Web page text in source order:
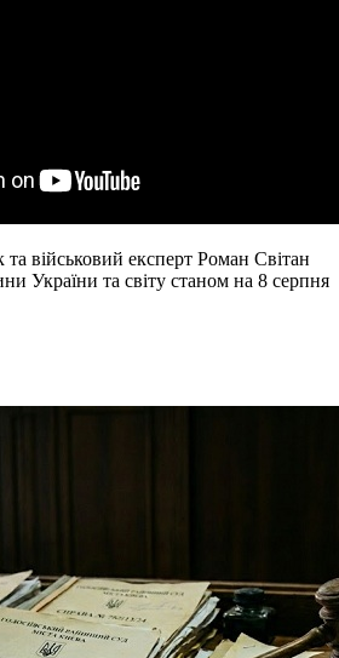
військовий експерт Роман Світан
України та світу станом на 8 серпня